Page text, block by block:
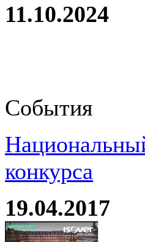
11.10.2024
События
конкурса
19.04.2017